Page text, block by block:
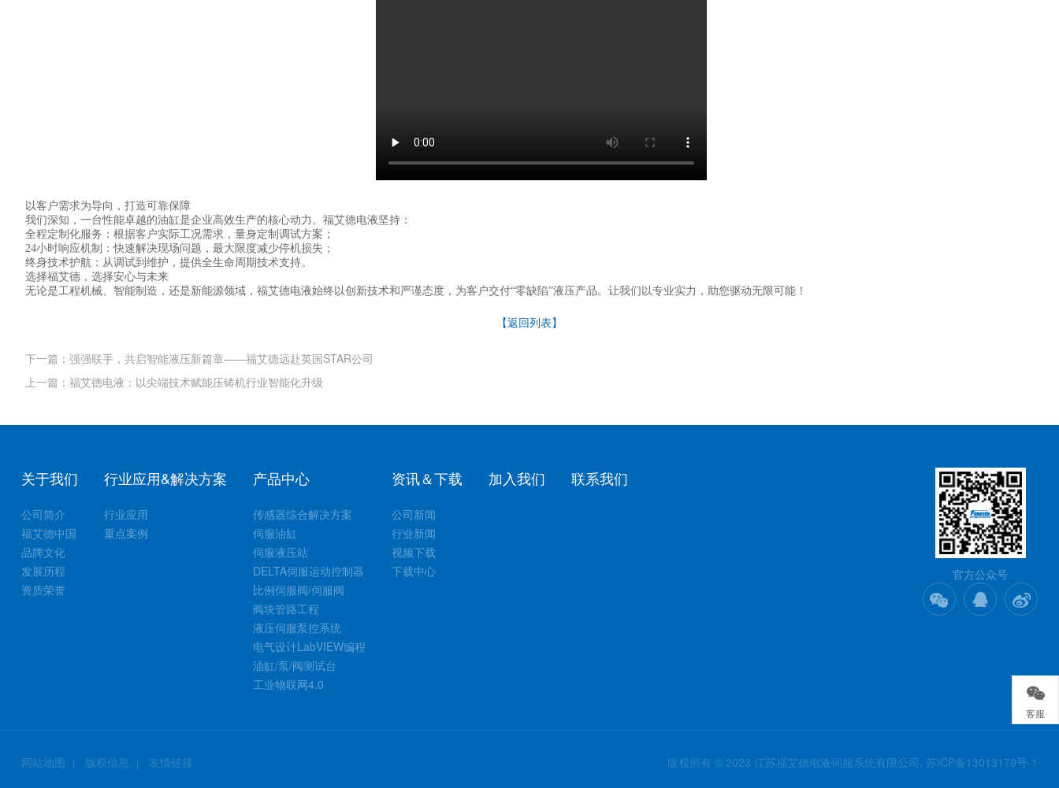
以客户需求为导向，打造可靠保障
我们深知，一台性能卓越的油缸是企业高效生产的核心动力。福艾德电液坚持：
全程定制化服务：根据客户实际工况需求，量身定制调试方案；
24小时响应机制：快速解决现场问题，最大限度减少停机损失；
终身技术护航：从调试到维护，提供全生命周期技术支持。
选择福艾德，选择安心与未来
无论是工程机械、智能制造，还是新能源领域，福艾德电液始终以创新技术和严谨态度，为客户交付“零缺陷”液压产品。让我们以专业实力，助您驱动无限可能！
【返回列表】
下一篇：强强联手，共启智能液压新篇章——福艾德远赴英国STAR公司
上一篇：福艾德电液：以尖端技术赋能压铸机行业智能化升级
关于我们
公司简介
福艾德中国
品牌文化
发展历程
资质荣誉
行业应用&解决方案
行业应用
重点案例
产品中心
传感器综合解决方案
伺服油缸
伺服液压站
DELTA伺服运动控制器
比例伺服阀/伺服阀
阀块管路工程
液压伺服泵控系统
电气设计LabVIEW编程
油缸/泵/阀测试台
工业物联网4.0
资讯＆下载
公司新闻
行业新闻
视频下载
下载中心
加入我们 联系我们
官方公众号
网站地图 版权信息 友情链接 版权所有 © 2023 江苏福艾德电液伺服系统有限公司.苏ICP备13013179号-1
客服